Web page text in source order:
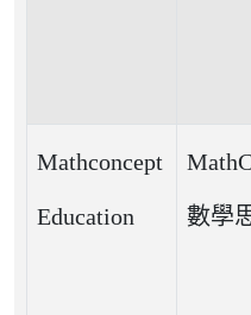
Mathconcept
Education 數學